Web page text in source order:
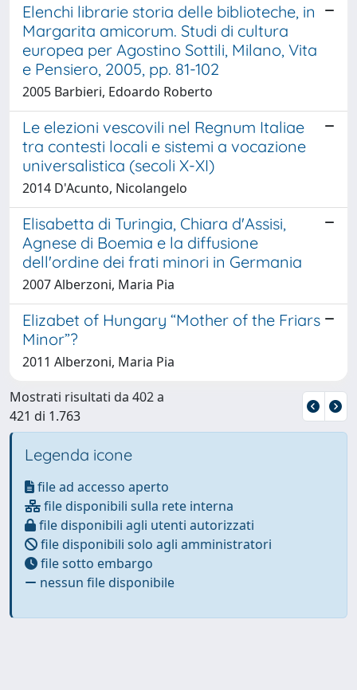
Elenchi librarie storia delle biblioteche, in
Margarita amicorum. Studi di cultura
europea per Agostino Sottili, Milano, Vita
e Pensiero, 2005, pp. 81-102
2005 Barbieri, Edoardo Roberto
Le elezioni vescovili nel Regnum Italiae
tra contesti locali e sistemi a vocazione
universalistica (secoli X-XI)
2014 D'Acunto, Nicolangelo
Elisabetta di Turingia, Chiara d'Assisi,
Agnese di Boemia e la diffusione
dell'ordine dei frati minori in Germania
2007 Alberzoni, Maria Pia
Elizabet of Hungary “Mother of the Friars
Minor”?
2011 Alberzoni, Maria Pia
Mostrati risultati da 402 a
421 di 1.763
Legenda icone
file ad accesso aperto
file disponibili sulla rete interna
file disponibili agli utenti autorizzati
file disponibili solo agli amministratori
file sotto embargo
nessun file disponibile